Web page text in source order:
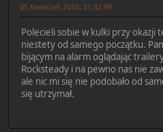
25 Kwiecień 2016, 21:32:49
Polecieli sobie w kulki przy okazji
niestety od samego początku.
bijącym na alarm oglądając
Rocksteady i na pewno nas nie
ale nic mi się nie podobało od
się utrzymał.